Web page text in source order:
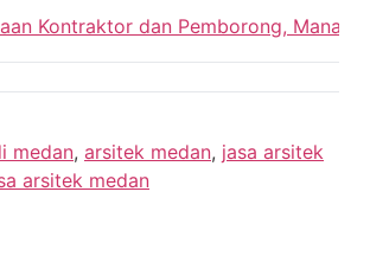
Kontraktor dan Pemborong, Mana
medan, arsitek medan, jasa arsitek
arsitek medan